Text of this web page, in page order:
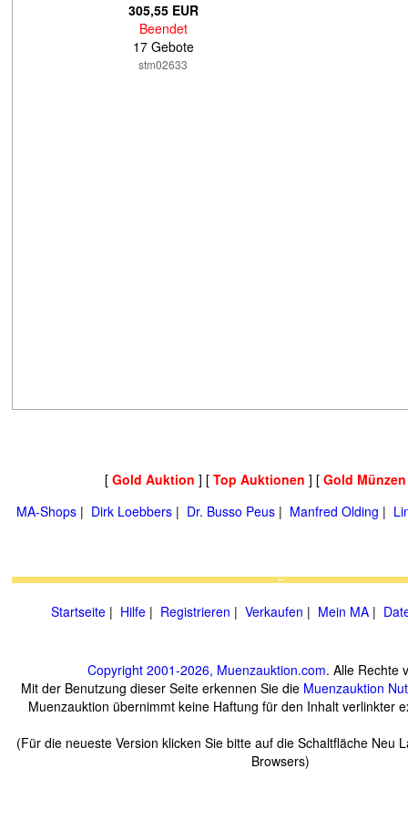
305,55 EUR
Beendet
17 Gebote
stm02633
[ Gold Auktion ] [ Top Auktionen ] [ Gold
MA-Shops | Dirk Loebbers | Dr. Busso Peus | Manfred Olding |
Startseite | Hilfe | Registrieren | Verkaufen | Mein MA |
Copyright 2001-2026, Muenzauktion.com. Alle Rechte
Mit der Benutzung dieser Seite erkennen Sie die Muenzauktion
Muenzauktion übernimmt keine Haftung für den Inhalt verlinkter
(Für die neueste Version klicken Sie bitte auf die Schaltfläche Neu
Browsers)